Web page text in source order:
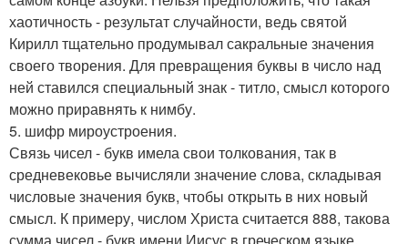
хаотичность - результат случайности, ведь святой
Кирилл тщательно продумывал сакральные значения
своего творения. Для превращения буквы в число над
ней ставился специальный знак - титло, смысл которого
можно приравнять к нимбу.
5. шифр мироустроения.
Связь чисел - букв имела свои толкования, так в
средневековье вычисляли значение слова, складывая
числовые значения букв, чтобы открыть в них новый
смысл. К примеру, числом Христа считается 888, такова
сумма чисел - букв имени Иисус в греческом языке.